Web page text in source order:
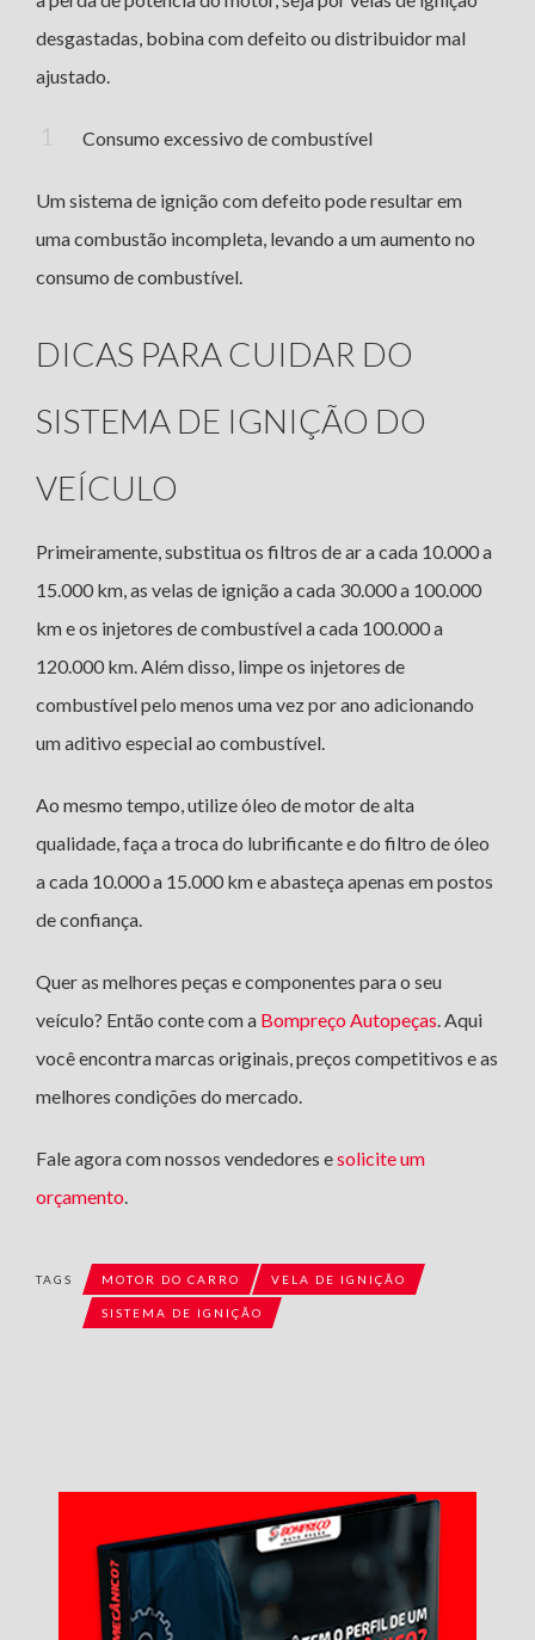
desgastadas, bobina com defeito ou distribuidor mal
ajustado.
Consumo excessivo de combustível
Um sistema de ignição com defeito pode resultar em
uma combustão incompleta, levando a um aumento no
consumo de combustível.
DICAS PARA CUIDAR DO
SISTEMA DE IGNIÇÃO DO
VEÍCULO
Primeiramente, substitua os filtros de ar a cada 10.000 a
15.000 km, as velas de ignição a cada 30.000 a 100.000
km e os injetores de combustível a cada 100.000 a
120.000 km. Além disso, limpe os injetores de
combustível pelo menos uma vez por ano adicionando
um aditivo especial ao combustível.
Ao mesmo tempo, utilize óleo de motor de alta
qualidade, faça a troca do lubrificante e do filtro de óleo
a cada 10.000 a 15.000 km e abasteça apenas em postos
de confiança.
Quer as melhores peças e componentes para o seu
veículo? Então conte com a Bompreço Autopeças. Aqui
você encontra marcas originais, preços competitivos e as
melhores condições do mercado.
Fale agora com nossos vendedores esolicite um
orçamento.
TAGS MOTOR DO CARRO VELA DE IGNIÇÃO
SISTEMA DE IGNIÇÃO